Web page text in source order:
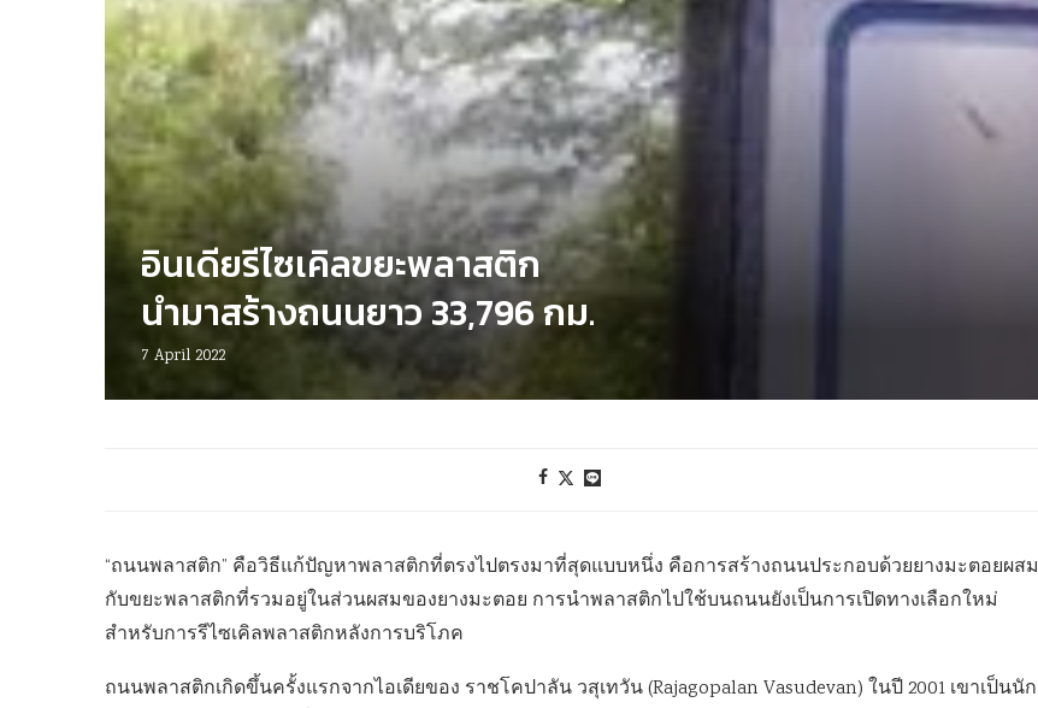
อินเดียรีไซเคิลขยะพลาสติก
นำมาสร้างถนนยาว 33,796 กม.
7 April 2022
“ถนนพลาสติก” คือวิธีแก้ปัญหาพลาสติกที่ตรงไปตรงมาที่สุดแบบหนึ่ง คือการสร้างถนนประกอบด้วยยางมะตอยผสม
กับขยะพลาสติกที่รวมอยู่ในส่วนผสมของยางมะตอย การนำพลาสติกไปใช้บนถนนยังเป็นการเปิดทางเลือกใหม่
สำหรับการรีไซเคิลพลาสติกหลังการบริโภค
ถนนพลาสติกเกิดขึ้นครั้งแรกจากไอเดียของ ราชโคปาลัน วสุเทวัน (Rajagopalan Vasudevan) ในปี 2001 เขาเป็นนัก